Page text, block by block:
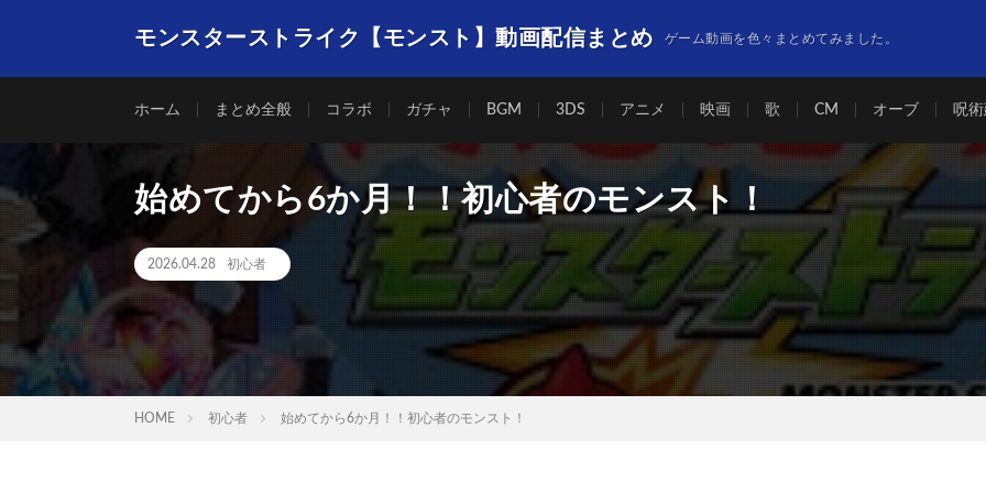
モンスターストライク【モンスト】動画配信まとめ ゲーム動画を色々まとめてみました。
ホーム まとめ全般 コラボ ガチャ BGM 3DS アニメ 映画 歌 CM オーブ 呪
始めてから6か月！！初心者のモンスト！
2026.04.28 初心者
HOME 初心者 始めてから6か月！！初心者のモンスト！